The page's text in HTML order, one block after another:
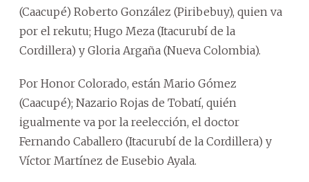
(Caacupé) Roberto González (Piribebuy), quien va
por el rekutu; Hugo Meza (Itacurubí de la
Cordillera) y Gloria Argaña (Nueva Colombia).
Por Honor Colorado, están Mario Gómez
(Caacupé); Nazario Rojas de Tobatí, quién
igualmente va por la reelección, el doctor
Fernando Caballero (Itacurubí de la Cordillera) y
Víctor Martínez de Eusebio Ayala.